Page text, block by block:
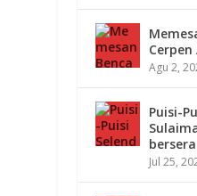
Agu 2,
Puisi-
Jul 25,